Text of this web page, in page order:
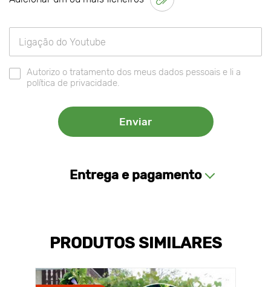
Autorizo o tratamento dos meus dados pessoais e li a
política de privacidade.
Entrega e pagamento
PRODUTOS SIMILARES